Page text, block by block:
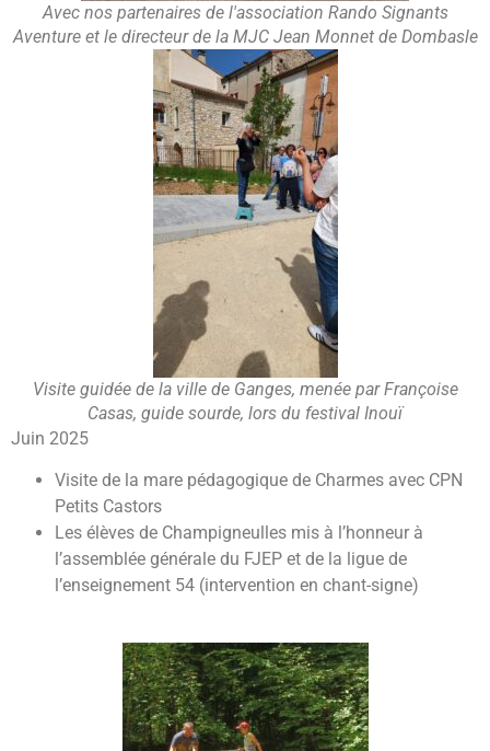
Avec nos partenaires de l'association Rando Signants
Aventure et le directeur de la MJC Jean Monnet de Dombasle
Visite guidée de la ville de Ganges, menée par Françoise
Casas, guide sourde, lors du festival Inouï
Juin 2025
Visite de la mare pédagogique de Charmes avec CPN
Petits Castors
Les élèves de Champigneulles mis à l’honneur à
l’assemblée générale du FJEP et de la ligue de
l’enseignement 54 (intervention en chant-signe)